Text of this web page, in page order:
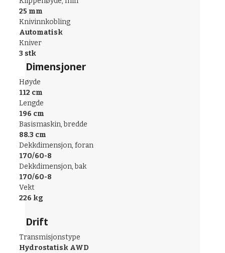
25 mm
Knivinnkobling
Automatisk
Kniver
3 stk
Dimensjoner
Høyde
112 cm
Lengde
196 cm
Basismaskin, bredde
88.3 cm
Dekkdimensjon, foran
170/60-8
Dekkdimensjon, bak
170/60-8
Vekt
226 kg
Drift
Transmisjonstype
Hydrostatisk AWD